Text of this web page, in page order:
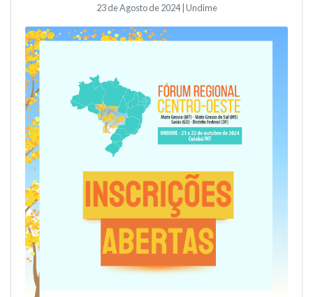
23 de Agosto de 2024 | Undime